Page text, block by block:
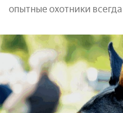
опытные охотники